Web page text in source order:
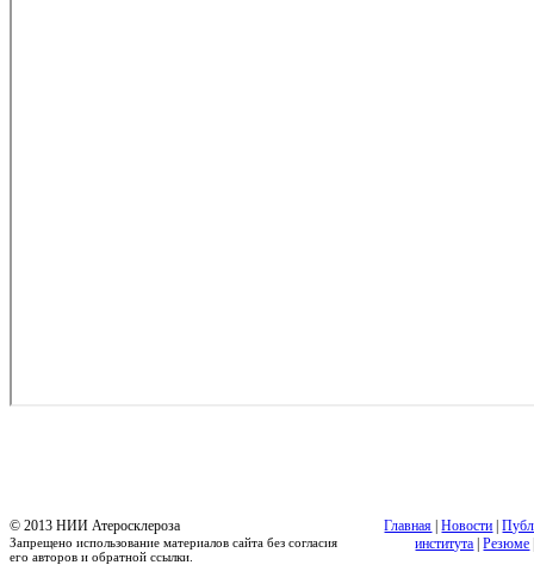
© 2013 НИИ Атеросклероза
Запрещено использование материалов сайта без согласия
его авторов и обратной ссылки.
Главная |Новости |
института |Резюме